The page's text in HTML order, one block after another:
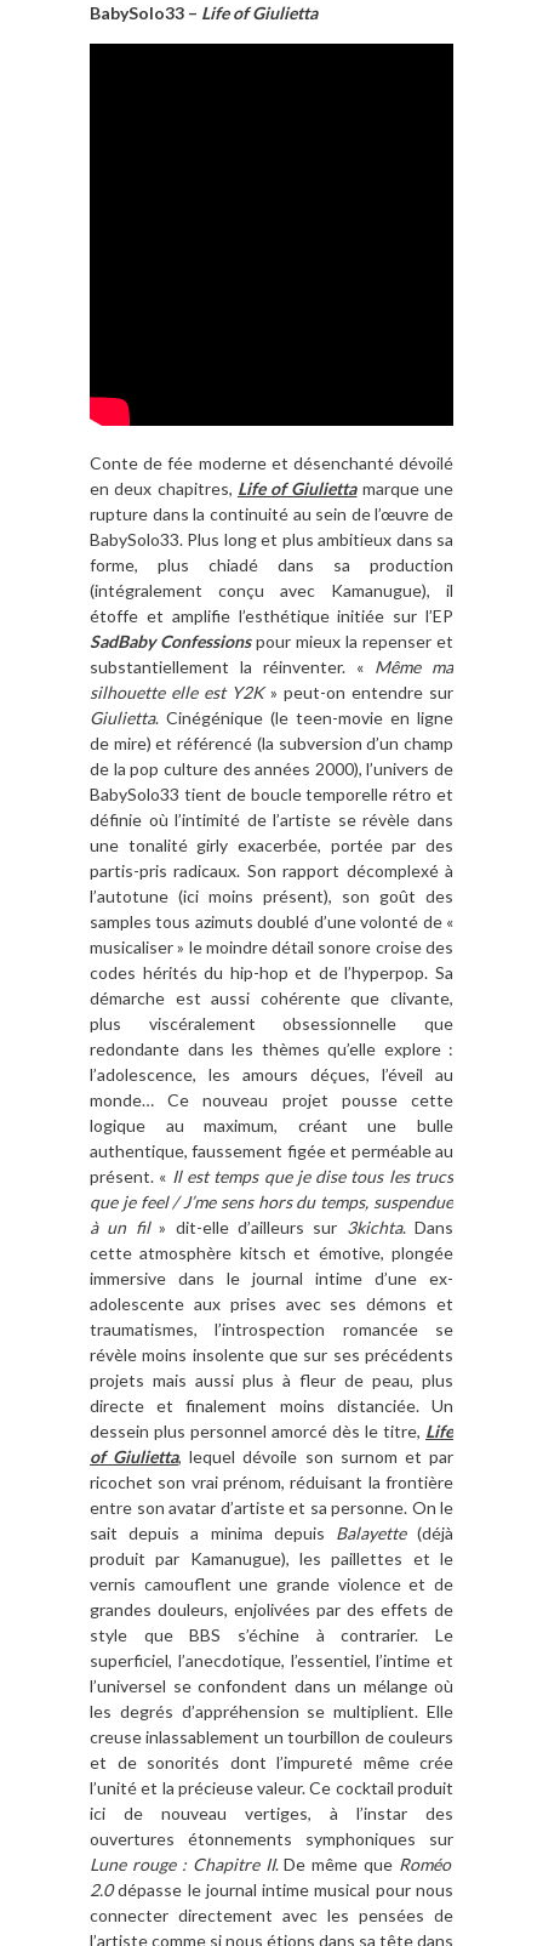
BabySolo33 – Life of Giulietta
Conte de fée moderne et désenchanté dévoilé
en deux chapitres, Life of Giuliettamarque une
rupture dans la continuité au sein de l’œuvre de
BabySolo33. Plus long et plus ambitieux dans sa
forme, plus chiadé dans sa production
(intégralement conçu avec Kamanugue), il
étoffe et amplifie l’esthétique initiée sur l’EP
SadBaby Confessions pour mieux la repenser et
substantiellement la réinventer. « Même ma
silhouette elle est Y2K» peut-on entendre sur
Giulietta. Cinégénique (le teen-movie en ligne
de mire) et référencé (la subversion d’un champ
de la pop culture des années 2000), l’univers de
BabySolo33 tient de boucle temporelle rétro et
définie où l’intimité de l’artiste se révèle dans
une tonalité girly exacerbée, portée par des
partis-pris radicaux. Son rapport décomplexé à
l’autotune (ici moins présent), son goût des
samples tous azimuts doublé d’une volonté de «
musicaliser » le moindre détail sonore croise des
codes hérités du hip-hop et de l’hyperpop. Sa
démarche est aussi cohérente que clivante,
plus viscéralement obsessionnelle que
redondante dans les thèmes qu’elle explore :
l’adolescence, les amours déçues, l’éveil au
monde… Ce nouveau projet pousse cette
logique au maximum, créant une bulle
authentique, faussement figée et perméable au
présent. « Il est temps que je dise tous les trucs
que je feel / J’me sens hors du temps, suspendue
à un fil» dit-elle d’ailleurs sur 3kichta. Dans
cette atmosphère kitsch et émotive, plongée
immersive dans le journal intime d’une ex-
adolescente aux prises avec ses démons et
traumatismes, l’introspection romancée se
révèle moins insolente que sur ses précédents
projets mais aussi plus à fleur de peau, plus
directe et finalement moins distanciée. Un
dessein plus personnel amorcé dès le titre, Life
of Giulietta, lequel dévoile son surnom et par
ricochet son vrai prénom, réduisant la frontière
entre son avatar d’artiste et sa personne. On le
sait depuis a minima depuis Balayette(déjà
produit par Kamanugue), les paillettes et le
vernis camouflent une grande violence et de
grandes douleurs, enjolivées par des effets de
style que BBS s’échine à contrarier. Le
superficiel, l’anecdotique, l’essentiel, l’intime et
l’universel se confondent dans un mélange où
les degrés d’appréhension se multiplient. Elle
creuse inlassablement un tourbillon de couleurs
et de sonorités dont l’impureté même crée
l’unité et la précieuse valeur. Ce cocktail produit
ici de nouveau vertiges, à l’instar des
ouvertures étonnements symphoniques sur
Lune rouge : Chapitre II. De même que Roméo
2.0dépasse le journal intime musical pour nous
connecter directement avec les pensées de
l’artiste comme si nous étions dans sa tête dans